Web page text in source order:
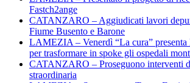
Fastch2ange
CATANZARO – Aggiudicati lavori
Fiume Busento e Barone
LAMEZIA – Venerdì “La cura” presenta
per trasformare in spoke gli ospedali
CATANZARO – Proseguono interventi
straordinaria